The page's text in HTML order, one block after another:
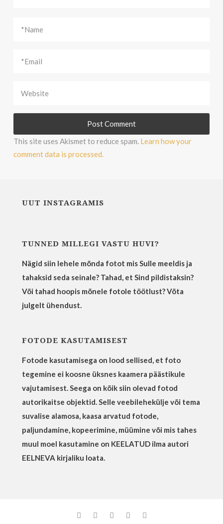
This site uses Akismet to reduce spam. Learn how your
comment data is processed.
UUT INSTAGRAMIS
TUNNED MILLEGI VASTU HUVI?
Nägid siin lehele mõnda fotot mis Sulle meeldis ja
tahaksid seda seinale? Tahad, et Sind pildistaksin?
Või tahad hoopis mõnele fotole töötlust? Võta
julgelt ühendust.
FOTODE KASUTAMISEST
Fotode kasutamisega on lood sellised, et foto
tegemine ei koosne üksnes kaamera päästikule
vajutamisest. Seega on kõik siin olevad fotod
autorikaitse objektid. Selle veebilehekülje või tema
suvalise alamosa, kaasa arvatud fotode,
paljundamine, kopeerimine, müümine või mis tahes
muul moel kasutamine on KEELATUD ilma autori
EELNEVA kirjaliku loata.